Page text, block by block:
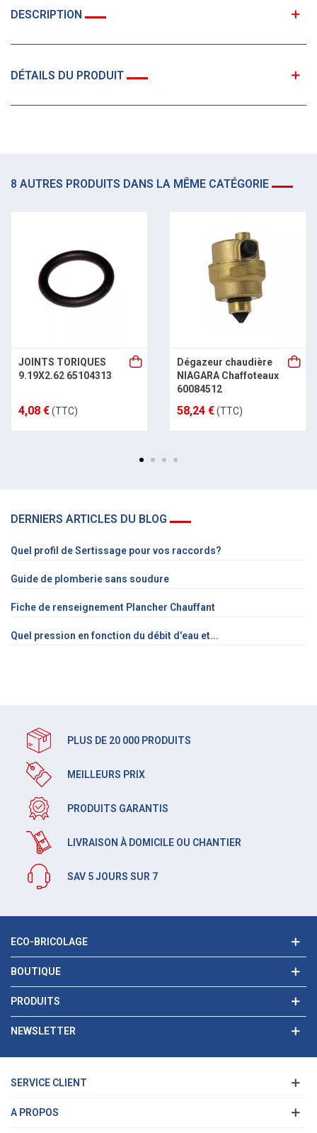
DESCRIPTION
DÉTAILS DU PRODUIT
8 AUTRES PRODUITS DANS LA MÊME CATÉGORIE
JOINTS TORIQUES
9.19X2.62 65104313
4,08 €(TTC)
Dégazeur chaudière
NIAGARA Chaffoteaux
60084512
58,24 €(TTC)
DERNIERS ARTICLES DU BLOG
Quel profil de Sertissage pour vos raccords?
Guide de plomberie sans soudure
Fiche de renseignement Plancher Chauffant
Quel pression en fonction du débit d'eau et...
PLUS DE 20 000 PRODUITS
MEILLEURS PRIX
PRODUITS GARANTIS
LIVRAISON À DOMICILE OU CHANTIER
SAV 5 JOURS SUR 7
ECO-BRICOLAGE
BOUTIQUE
PRODUITS
NEWSLETTER
SERVICE CLIENT
A PROPOS